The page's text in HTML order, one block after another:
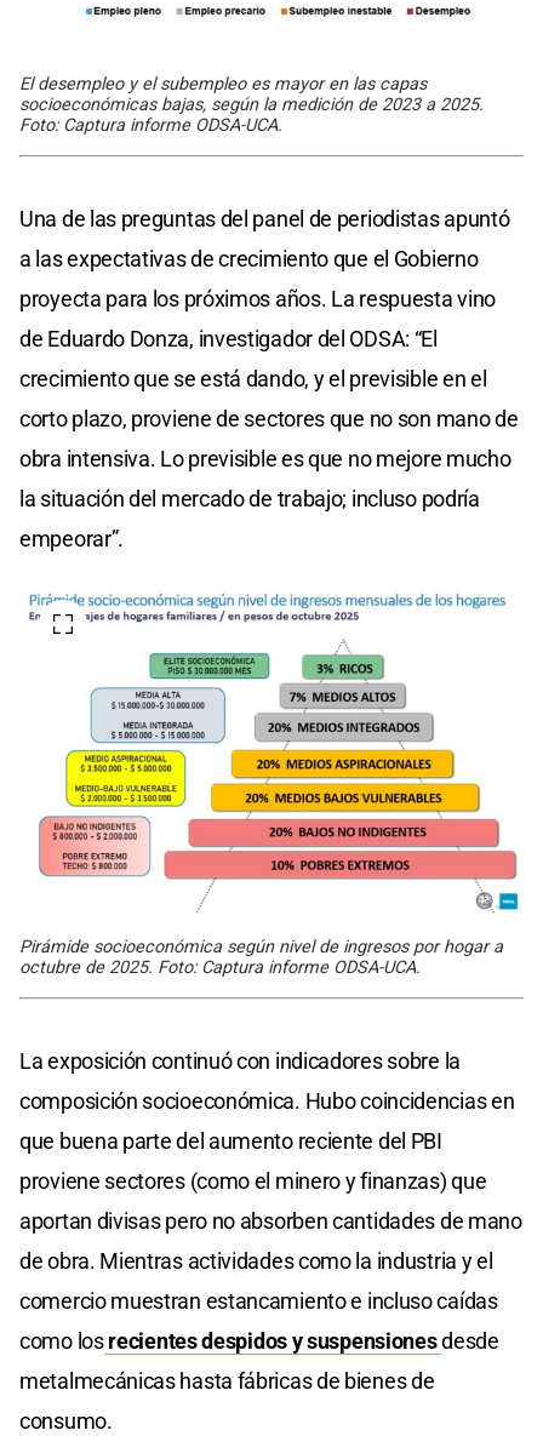
El desempleo y el subempleo es mayor en las capas
socioeconómicas bajas, según la medición de 2023 a 2025.
Foto: Captura informe ODSA-UCA.
Una de las preguntas del panel de periodistas apuntó
a las expectativas de crecimiento que el Gobierno
proyecta para los próximos años. La respuesta vino
de Eduardo Donza, investigador del ODSA: “El
crecimiento que se está dando, y el previsible en el
corto plazo, proviene de sectores que no son mano de
obra intensiva. Lo previsible es que no mejore mucho
la situación del mercado de trabajo; incluso podría
empeorar”.
Pirámide socioeconómica según nivel de ingresos por hogar a
octubre de 2025. Foto: Captura informe ODSA-UCA.
La exposición continuó con indicadores sobre la
composición socioeconómica. Hubo coincidencias en
que buena parte del aumento reciente del PBI
proviene sectores (como el minero y finanzas) que
aportan divisas pero no absorben cantidades de mano
de obra. Mientras actividades como la industria y el
comercio muestran estancamiento e incluso caídas
como losrecientes despidos y suspensionesdesde
metalmecánicas hasta fábricas de bienes de
consumo.